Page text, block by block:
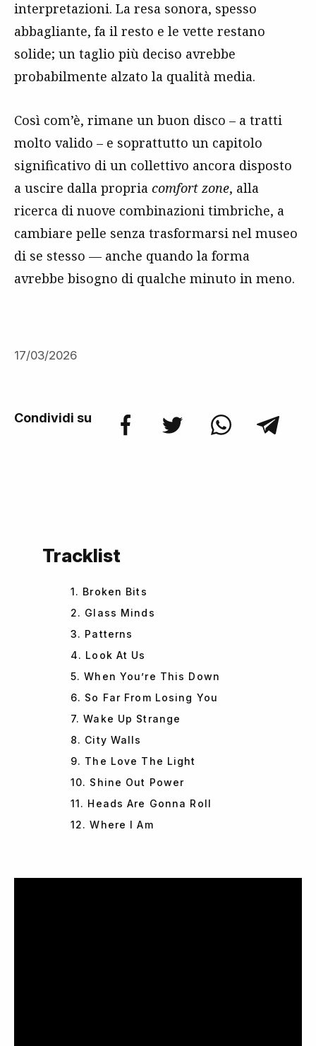
interpretazioni. La resa sonora, spesso
abbagliante, fa il resto e le vette restano
solide; un taglio più deciso avrebbe
probabilmente alzato la qualità media.
Così com’è, rimane un buon disco – a tratti
molto valido – e soprattutto un capitolo
significativo di un collettivo ancora disposto
a uscire dalla propria comfort zone, alla
ricerca di nuove combinazioni timbriche, a
cambiare pelle senza trasformarsi nel museo
di se stesso — anche quando la forma
avrebbe bisogno di qualche minuto in meno.
17/03/2026
Condividi su
Tracklist
1. Broken Bits
2. Glass Minds
3. Patterns
4. Look At Us
5. When You’re This Down
6. So Far From Losing You
7. Wake Up Strange
8. City Walls
9. The Love The Light
10. Shine Out Power
11. Heads Are Gonna Roll
12. Where I Am